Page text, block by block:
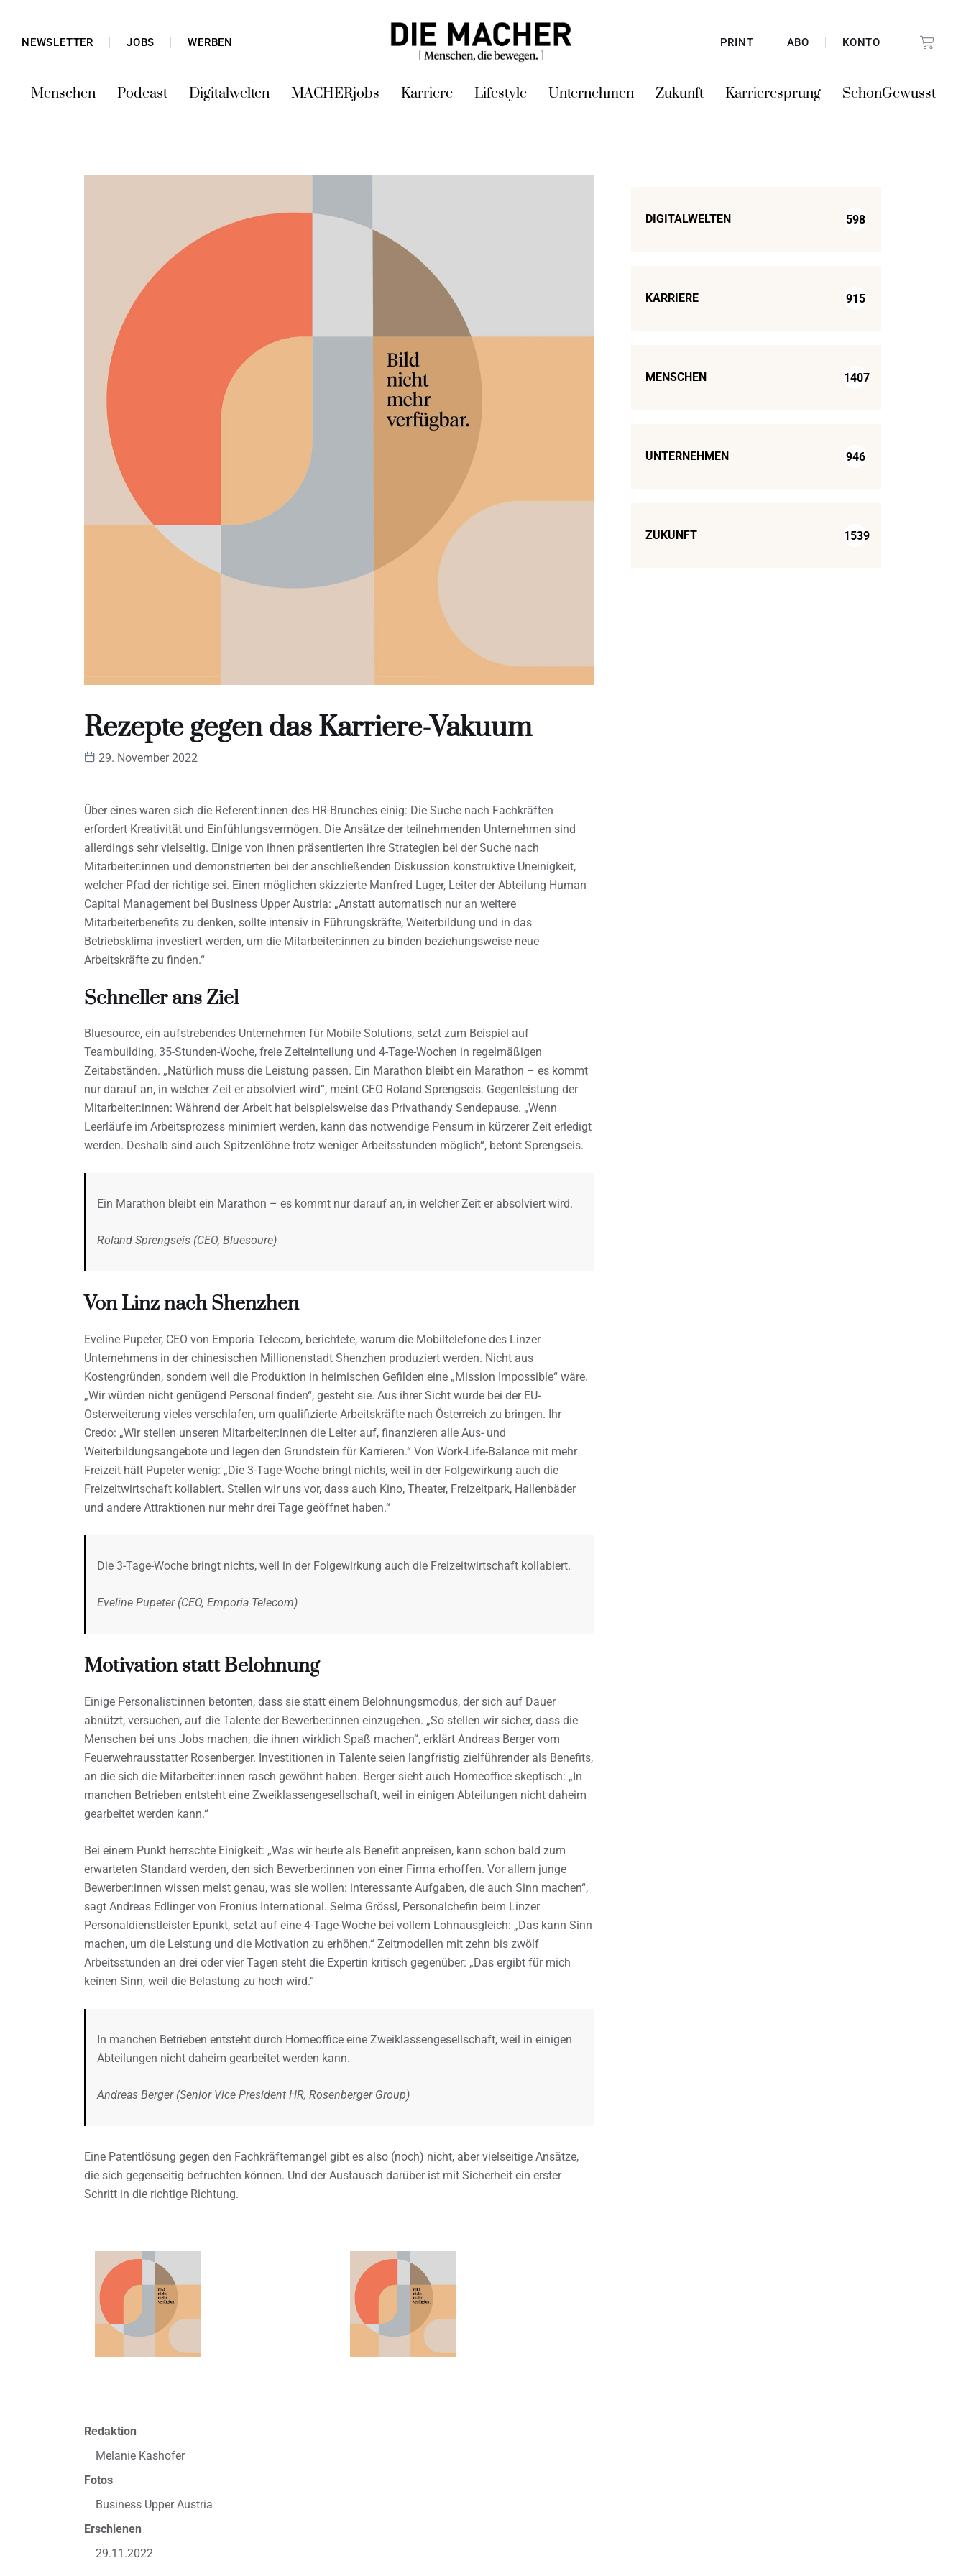
NEWSLETTER JOBS WERBEN PRINT ABO KONTO
Menschen Podcast Digitalwelten MACHERjobs Karriere Lifestyle Unternehmen Zukunft Karrieresprung SchonGewusst
Rezepte gegen das Karriere-Vakuum
29. November 2022
Über eines waren sich die Referent:innen des HR-Brunches einig: Die Suche nach Fachkräften
erfordert Kreativität und Einfühlungsvermögen. Die Ansätze der teilnehmenden Unternehmen sind
allerdings sehr vielseitig. Einige von ihnen präsentierten ihre Strategien bei der Suche nach
Mitarbeiter:innen und demonstrierten bei der anschließenden Diskussion konstruktive Uneinigkeit,
welcher Pfad der richtige sei. Einen möglichen skizzierte Manfred Luger, Leiter der Abteilung Human
Capital Management bei Business Upper Austria: „Anstatt automatisch nur an weitere
Mitarbeiterbenefits zu denken, sollte intensiv in Führungskräfte, Weiterbildung und in das
Betriebsklima investiert werden, um die Mitarbeiter:innen zu binden beziehungsweise neue
Arbeitskräfte zu finden.“
Schneller ans Ziel
Bluesource, ein aufstrebendes Unternehmen für Mobile Solutions, setzt zum Beispiel auf
Teambuilding, 35-Stunden-Woche, freie Zeiteinteilung und 4-Tage-Wochen in regelmäßigen
Zeitabständen. „Natürlich muss die Leistung passen. Ein Marathon bleibt ein Marathon – es kommt
nur darauf an, in welcher Zeit er absolviert wird“, meint CEO Roland Sprengseis. Gegenleistung der
Mitarbeiter:innen: Während der Arbeit hat beispielsweise das Privathandy Sendepause. „Wenn
Leerläufe im Arbeitsprozess minimiert werden, kann das notwendige Pensum in kürzerer Zeit erledigt
werden. Deshalb sind auch Spitzenlöhne trotz weniger Arbeitsstunden möglich“, betont Sprengseis.
Ein Marathon bleibt ein Marathon – es kommt nur darauf an, in welcher Zeit er absolviert wird.
Roland Sprengseis (CEO, Bluesoure)
Von Linz nach Shenzhen
Eveline Pupeter, CEO von Emporia Telecom, berichtete, warum die Mobiltelefone des Linzer
Unternehmens in der chinesischen Millionenstadt Shenzhen produziert werden. Nicht aus
Kostengründen, sondern weil die Produktion in heimischen Gefilden eine „Mission Impossible“ wäre.
„Wir würden nicht genügend Personal finden“, gesteht sie. Aus ihrer Sicht wurde bei der EU-
Osterweiterung vieles verschlafen, um qualifizierte Arbeitskräfte nach Österreich zu bringen. Ihr
Credo: „Wir stellen unseren Mitarbeiter:innen die Leiter auf, finanzieren alle Aus- und
Weiterbildungsangebote und legen den Grundstein für Karrieren.“ Von Work-Life-Balance mit mehr
Freizeit hält Pupeter wenig: „Die 3-Tage-Woche bringt nichts, weil in der Folgewirkung auch die
Freizeitwirtschaft kollabiert. Stellen wir uns vor, dass auch Kino, Theater, Freizeitpark, Hallenbäder
und andere Attraktionen nur mehr drei Tage geöffnet haben.“
Die 3-Tage-Woche bringt nichts, weil in der Folgewirkung auch die Freizeitwirtschaft kollabiert.
Eveline Pupeter (CEO, Emporia Telecom)
Motivation statt Belohnung
Einige Personalist:innen betonten, dass sie statt einem Belohnungsmodus, der sich auf Dauer
abnützt, versuchen, auf die Talente der Bewerber:innen einzugehen. „So stellen wir sicher, dass die
Menschen bei uns Jobs machen, die ihnen wirklich Spaß machen“, erklärt Andreas Berger vom
Feuerwehrausstatter Rosenberger. Investitionen in Talente seien langfristig zielführender als Benefits,
an die sich die Mitarbeiter:innen rasch gewöhnt haben. Berger sieht auch Homeoffice skeptisch: „In
manchen Betrieben entsteht eine Zweiklassengesellschaft, weil in einigen Abteilungen nicht daheim
gearbeitet werden kann.“
Bei einem Punkt herrschte Einigkeit: „Was wir heute als Benefit anpreisen, kann schon bald zum
erwarteten Standard werden, den sich Bewerber:innen von einer Firma erhoffen. Vor allem junge
Bewerber:innen wissen meist genau, was sie wollen: interessante Aufgaben, die auch Sinn machen“,
sagt Andreas Edlinger von Fronius International. Selma Grössl, Personalchefin beim Linzer
Personaldienstleister Epunkt, setzt auf eine 4-Tage-Woche bei vollem Lohnausgleich: „Das kann Sinn
machen, um die Leistung und die Motivation zu erhöhen.“ Zeitmodellen mit zehn bis zwölf
Arbeitsstunden an drei oder vier Tagen steht die Expertin kritisch gegenüber: „Das ergibt für mich
keinen Sinn, weil die Belastung zu hoch wird.“
In manchen Betrieben entsteht durch Homeoffice eine Zweiklassengesellschaft, weil in einigen
Abteilungen nicht daheim gearbeitet werden kann.
Andreas Berger (Senior Vice President HR, Rosenberger Group)
Eine Patentlösung gegen den Fachkräftemangel gibt es also (noch) nicht, aber vielseitige Ansätze,
die sich gegenseitig befruchten können. Und der Austausch darüber ist mit Sicherheit ein erster
Schritt in die richtige Richtung.
Redaktion
Melanie Kashofer
Fotos
Business Upper Austria
Erschienen
29.11.2022
DIGITALWELTEN 598
KARRIERE 915
MENSCHEN 1407
UNTERNEHMEN 946
ZUKUNFT 1539